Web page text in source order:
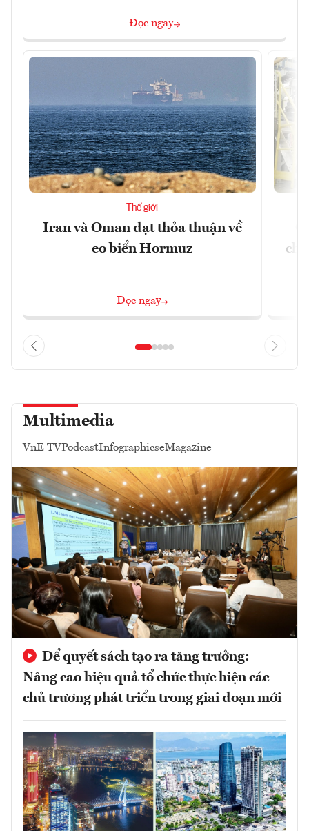
Đọc ngay
Thế giới
Iran và Oman đạt thỏa thuận về
eo biển Hormuz
Đọc ngay
Multimedia
VnE TVPodcastInfographicseMagazine
Để quyết sách tạo ra tăng trưởng:
Nâng cao hiệu quả tổ chức thực hiện các
chủ trương phát triển trong giai đoạn mới